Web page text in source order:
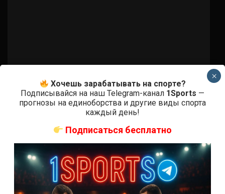
Фрэнки Эдгар — Грэй Мэйнард
8 лет тому назад Решит Сабитов
(далее…)
Хочешь зарабатывать на спорте?
Подписывайся на наш Telegram-канал 1Sports —
прогнозы на единоборства и другие виды спорта
каждый день!
Подписаться бесплатно
×